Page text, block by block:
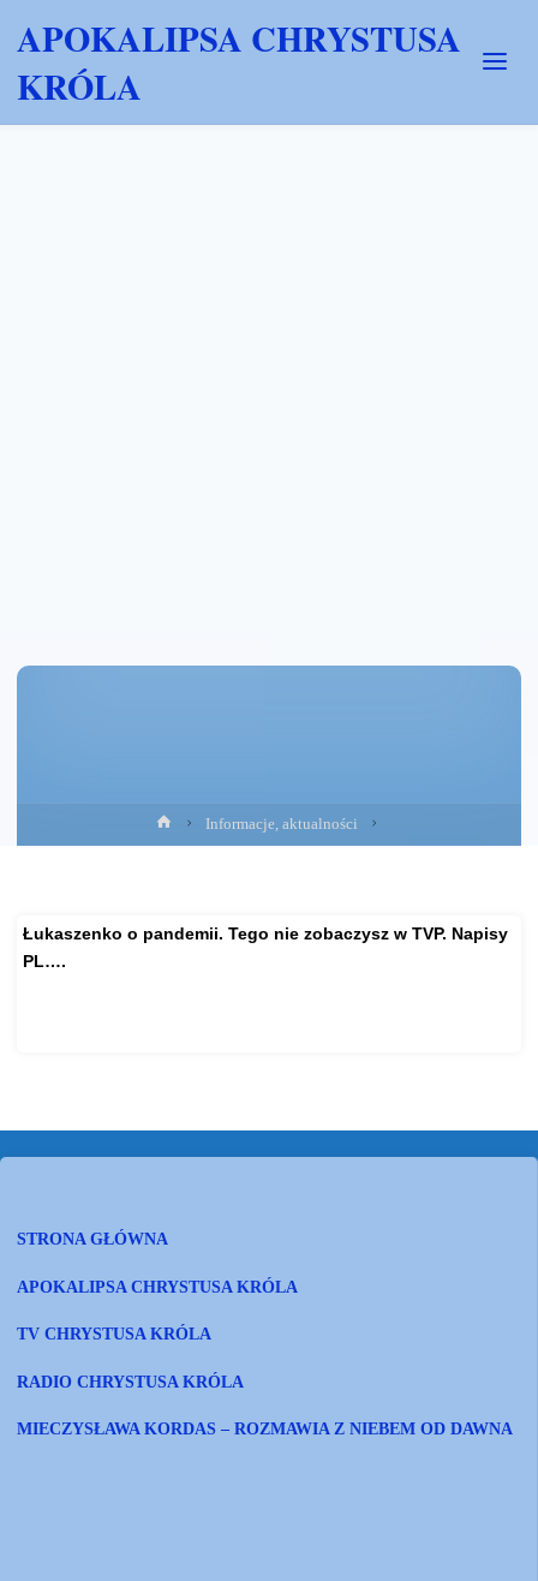
APOKALIPSA CHRYSTUSA
KRÓLA
Strona
główna
Informacje, aktualności
Łukaszenko o pandemii. Tego nie zobaczysz w TVP. Napisy
PL….
STRONA GŁÓWNA
APOKALIPSA CHRYSTUSA KRÓLA
TV CHRYSTUSA KRÓLA
RADIO CHRYSTUSA KRÓLA
MIECZYSŁAWA KORDAS – ROZMAWIA Z NIEBEM OD DAWNA